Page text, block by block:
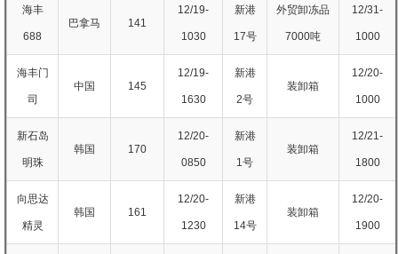
海丰
688
巴拿马 141
12/19-
1030
新港
17号
外贸卸冻品
7000吨
12/31-
1000
海丰门
司
中国 145
12/19-
1630
新港
2号
装卸箱
12/20-
1000
新石岛
明珠
韩国 170
12/20-
0850
新港
1号
装卸箱
12/21-
1800
向思达
精灵
韩国 161
12/20-
1230
新港
14号
装卸箱
12/20-
1900